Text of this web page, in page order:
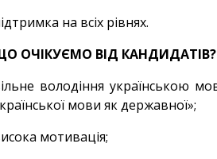
на всіх рівнях.
ОЧІКУЄМО ВІД КАНДИДАТІВ?
володіння українською
мови як державної»;
мотивація;